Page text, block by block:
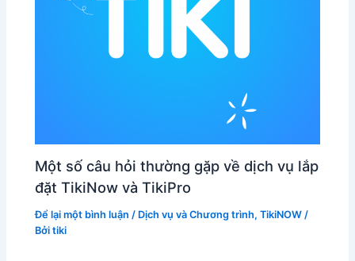
Một số câu hỏi thường gặp về dịch vụ lắp
đặt TikiNow và TikiPro
Để lại một bình luận / Dịch vụ và Chương trình,TikiNOW /
Bởitiki